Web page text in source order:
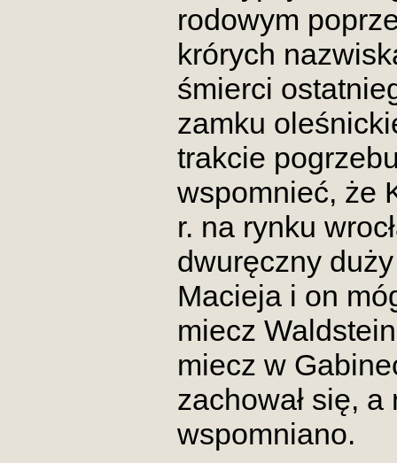
rodowym
krórych
śmierci
zamku
trakcie
wspomnieć, że
r. na rynku
dwuręczny
Macieja i on
miecz
miecz w
zachował się,
wspomniano.